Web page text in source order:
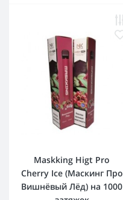
Maskking Higt Pro
Cherry Ice (Маскинг Про
Вишнёвый Лёд) на 1000